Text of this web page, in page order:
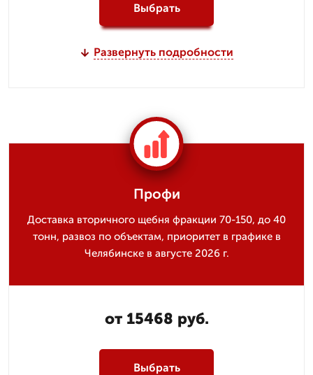
Выбрать
Развернуть подробности
Профи
Доставка вторичного щебня фракции 70-150, до 40
тонн, развоз по объектам, приоритет в графике в
Челябинске в августе 2026 г.
от 15468 руб.
Выбрать